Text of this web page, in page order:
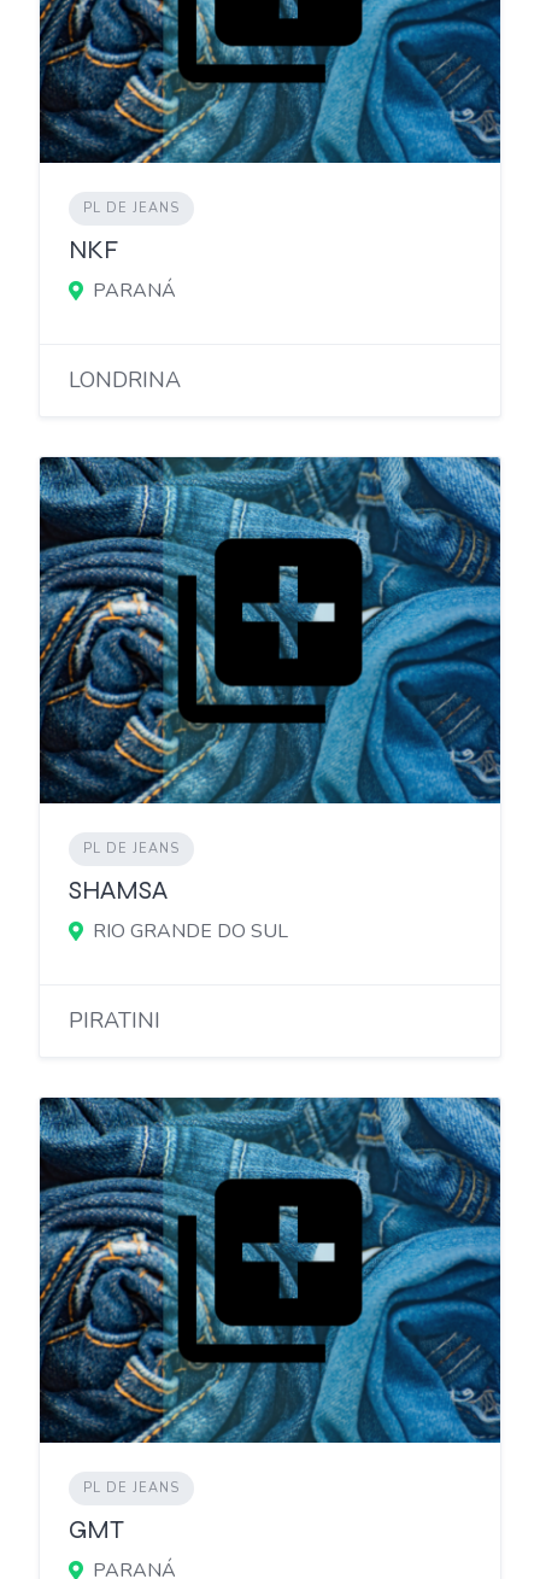
PL DE JEANS
NKF
PARANÁ
LONDRINA
PL DE JEANS
SHAMSA
RIO GRANDE DO SUL
PIRATINI
PL DE JEANS
GMT
PARANÁ